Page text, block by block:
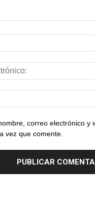
correo electrónico y
vez que comente.